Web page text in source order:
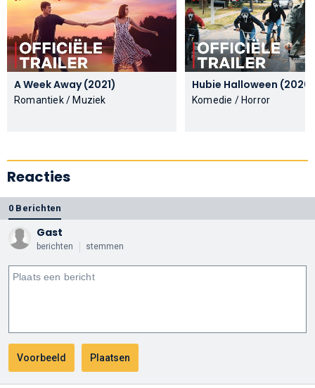
A Week Away (2021)
Romantiek / Muziek
Hubie Halloween (2020)
Komedie / Horror
Reacties
0 Berichten
Gast
berichten stemmen